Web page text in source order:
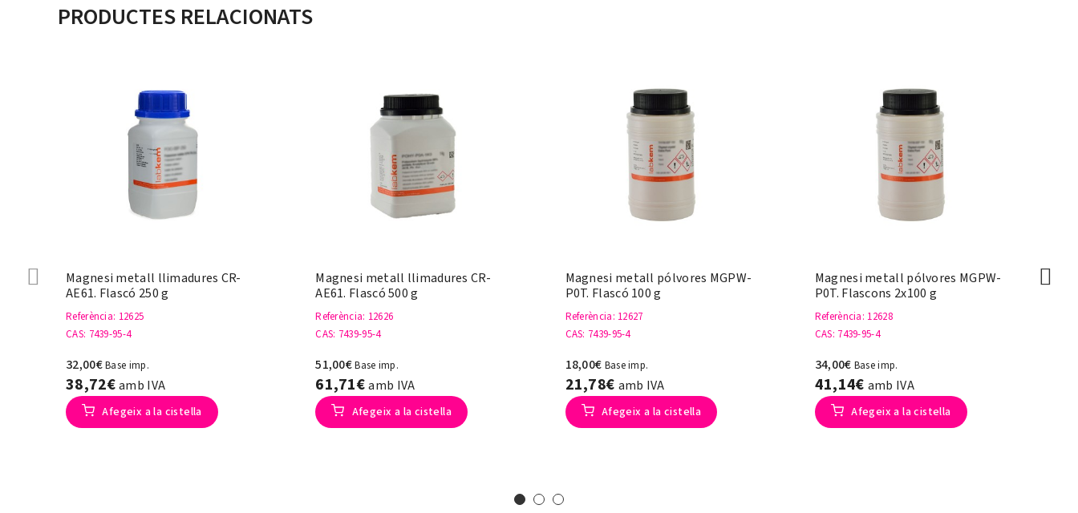
PRODUCTES RELACIONATS
Magnesi metall llimadures CR-
AE61. Flascó 250 g
Referència: 12625
CAS: 7439-95-4
32,00€Base imp.
38,72€amb IVA
Afegeix a la cistella
Magnesi metall llimadures CR-
AE61. Flascó 500 g
Referència: 12626
CAS: 7439-95-4
51,00€Base imp.
61,71€amb IVA
Afegeix a la cistella
Magnesi metall pólvores MGPW-
P0T. Flascó 100 g
Referència: 12627
CAS: 7439-95-4
18,00€ Base imp.
21,78€ amb IVA
Afegeix a la cistella
Magnesi metall pólvores MGPW-
P0T. Flascons 2x100 g
Referència: 12628
CAS: 7439-95-4
34,00€ Base imp.
41,14€ amb IVA
Afegeix a la cistella